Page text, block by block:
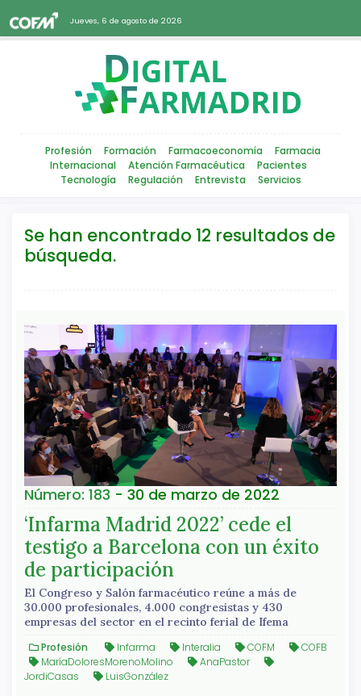
Jueves, 6 de agosto de 2026
Profesión Formación Farmacoeconomía
Farmacia
Internacional
Atención Farmacéutica
Pacientes
Tecnología
Regulación Entrevista Servicios
Se han encontrado 12 resultados de
búsqueda.
Número: 183 - 30 de marzo de 2022
‘Infarma Madrid 2022’ cede el
testigo a Barcelona con un éxito
de participación
El Congreso y Salón farmacéutico reúne a más de
30.000 profesionales, 4.000 congresistas y 430
empresas del sector en el recinto ferial de Ifema
Profesión Infarma Interalia COFM
COFB
MaríaDoloresMorenoMolino
AnaPastor
JordiCasas
LuisGonzález